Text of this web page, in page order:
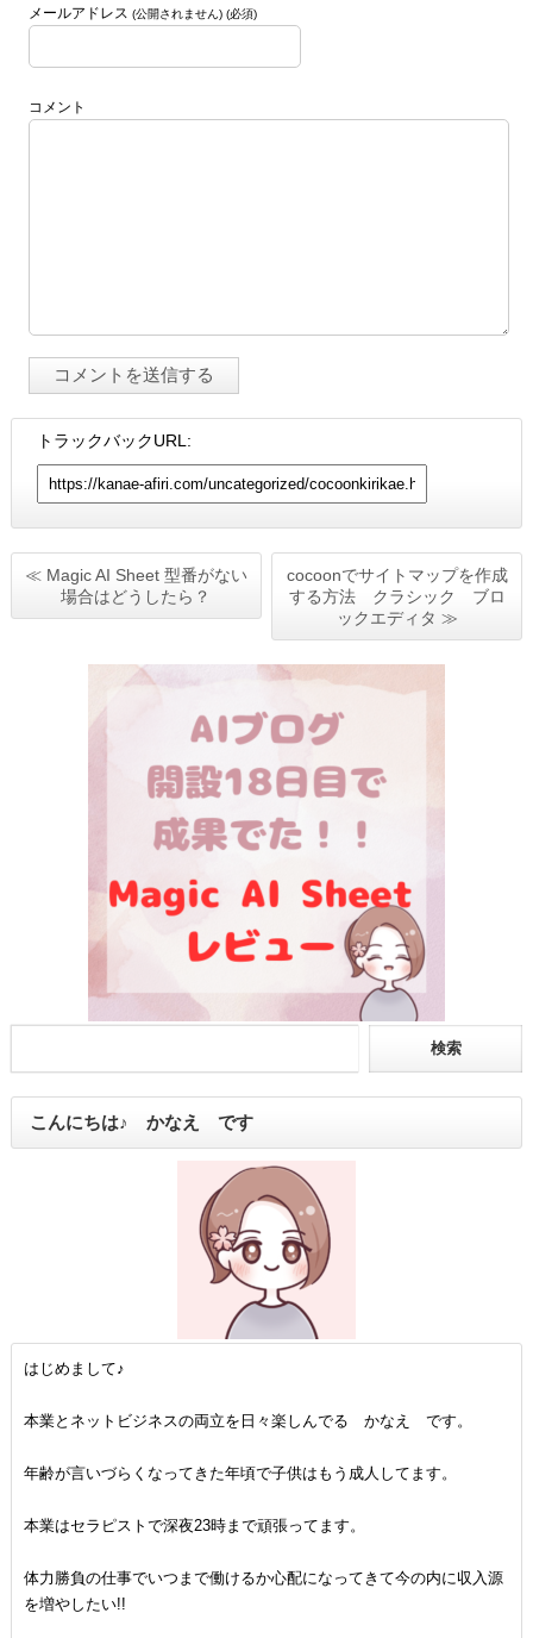
メールアドレス (公開されません) (必須)
コメント
トラックバックURL:
≪ Magic AI Sheet 型番がない
場合はどうしたら？
cocoonでサイトマップを作成
する方法 クラシック ブロ
ックエディタ ≫
こんにちは♪ かなえ です
はじめまして♪
本業とネットビジネスの両立を日々楽しんでる かなえ です。
年齢が言いづらくなってきた年頃で子供はもう成人してます。
本業はセラピストで深夜23時まで頑張ってます。
体力勝負の仕事でいつまで働けるか心配になってきて今の内に収入源
を増やしたい!!